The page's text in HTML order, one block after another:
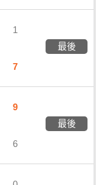
1
最後
7
9
最後
6